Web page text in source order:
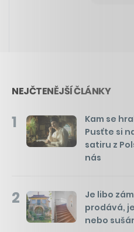
NEJČTENĚJŠÍ ČLÁNKY
1
Kam se
Pusťte si
satiru z
nás
2
Je libo
prodává,
nebo